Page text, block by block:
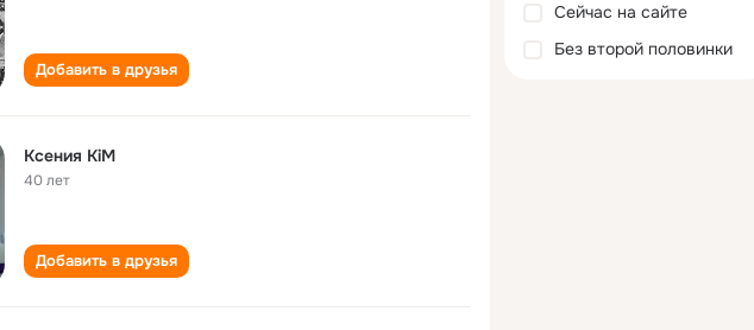
Добавить в друзья
Ксения KiM
40 лет
Добавить в друзья
Сейчас на сайте
Без второй половинки